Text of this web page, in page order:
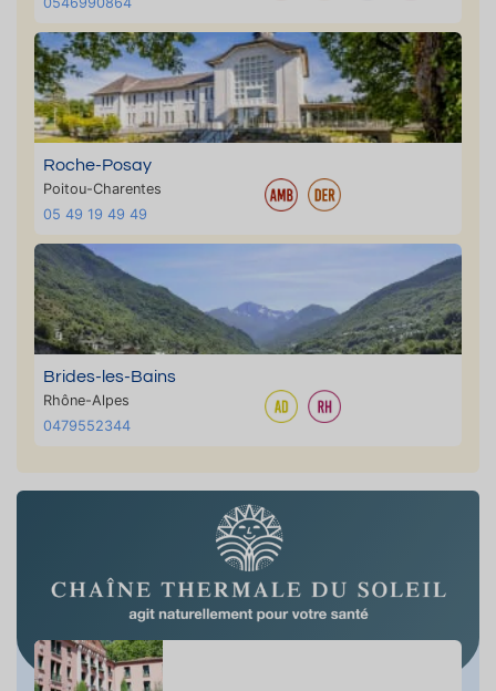
Roche-Posay
Poitou-Charentes
05 49 19 49 49
Brides-les-Bains
Rhône-Alpes
0479552344